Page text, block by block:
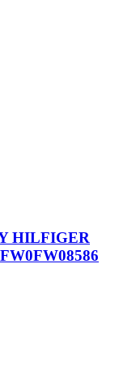
HILFIGER